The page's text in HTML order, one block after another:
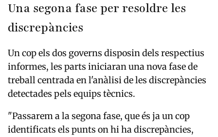
Una segona fase per resoldre les
discrepàncies
Un cop els dos governs disposin dels respectius
informes, les parts iniciaran una nova fase de
treball centrada en l'anàlisi de les discrepàncies
detectades pels equips tècnics.
"Passarem a la segona fase, que és ja un cop
identificats els punts on hi ha discrepàncies,